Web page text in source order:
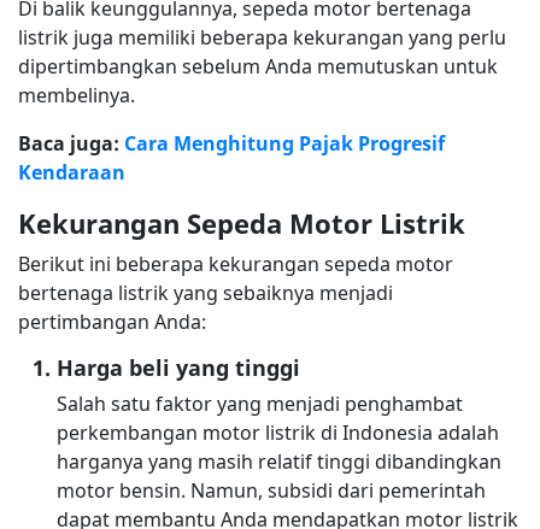
Di balik keunggulannya, sepeda motor bertenaga
listrik juga memiliki beberapa kekurangan yang perlu
dipertimbangkan sebelum Anda memutuskan untuk
membelinya.
Baca juga: Cara Menghitung Pajak Progresif
Kendaraan
Kekurangan Sepeda Motor Listrik
Berikut ini beberapa kekurangan sepeda motor
bertenaga listrik yang sebaiknya menjadi
pertimbangan Anda:
Harga beli yang tinggi
Salah satu faktor yang menjadi penghambat
perkembangan motor listrik di Indonesia adalah
harganya yang masih relatif tinggi dibandingkan
motor bensin. Namun, subsidi dari pemerintah
dapat membantu Anda mendapatkan motor listrik